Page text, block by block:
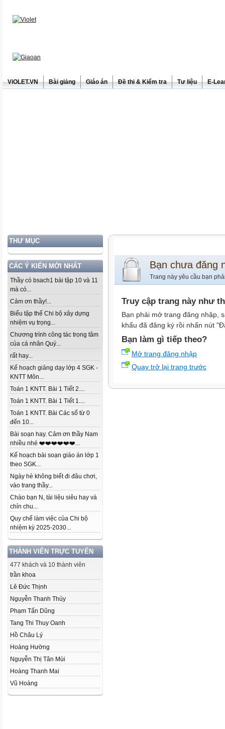
ViOLET.VN Bài giảng Giáo án Đề thi & Kiểm tra Tư liệu E-
THƯ MỤC
CÁC Ý KIẾN MỚI NHẤT
Thầy có bsach1 bài tập 10 và 11
mà có...
Cảm ơn thầy!...
Biểu tập thể Chi bộ xây dựng
nhiệm vụ trọng...
Chương trình công tác trọng tâm
của cá nhân Quý...
rất hay...
Kế hoạch giảng dạy lớp 4 SGK -
KNTT Môn...
Toán 1 KNTT. Bài 1 Tiết 2....
Toán 1 KNTT. Bài 1 Tiết 1....
Toán 1 KNTT. Bài Các số từ 0
đến 10...
Bài soạn hay. Cảm ơn thầy Nam
nhiều nhé ❤️❤️❤️❤️❤️❤️...
Kế hoạch bài soạn giáo án lớp 1
theo SGK...
Ngày hè không biết đi đâu chơi,
vào trang thầy...
Chào bạn N, tài liệu siêu hay và
chỉn chu...
Quy chế làm việc của Chi bộ
nhiệm kỳ 2025-2030...
THÀNH VIÊN TRỰC TUYẾN
477 khách và 10 thành viên
trần khoa
Lê Đức Thịnh
Nguyễn Thanh Thủy
Phạm Tấn Dũng
Tang Thi Thuy Oanh
Hồ Châu Lý
Hoàng Hường
Nguyễn Thị Tân Mùi
Hoàng Thanh Mai
Vũ Hoàng
Bạn chưa đăng
Trang này yêu cầu bạn
Truy cập trang này như
Bạn phải mở trang đăng nhập,
khẩu đã đăng ký rồi nhấn nút
Bạn làm gì tiếp theo?
Mở trang đăng nhập
Quay trở lại trang trước